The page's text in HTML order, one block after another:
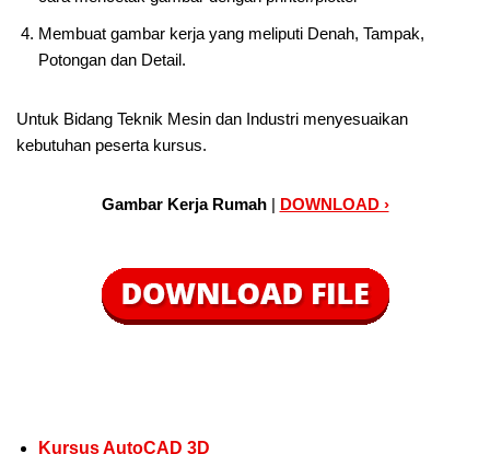
Membuat gambar kerja yang meliputi Denah, Tampak,
Potongan dan Detail.
Untuk Bidang Teknik Mesin dan Industri menyesuaikan
kebutuhan peserta kursus.
Gambar Kerja Rumah | DOWNLOAD ›
Kursus AutoCAD 3D